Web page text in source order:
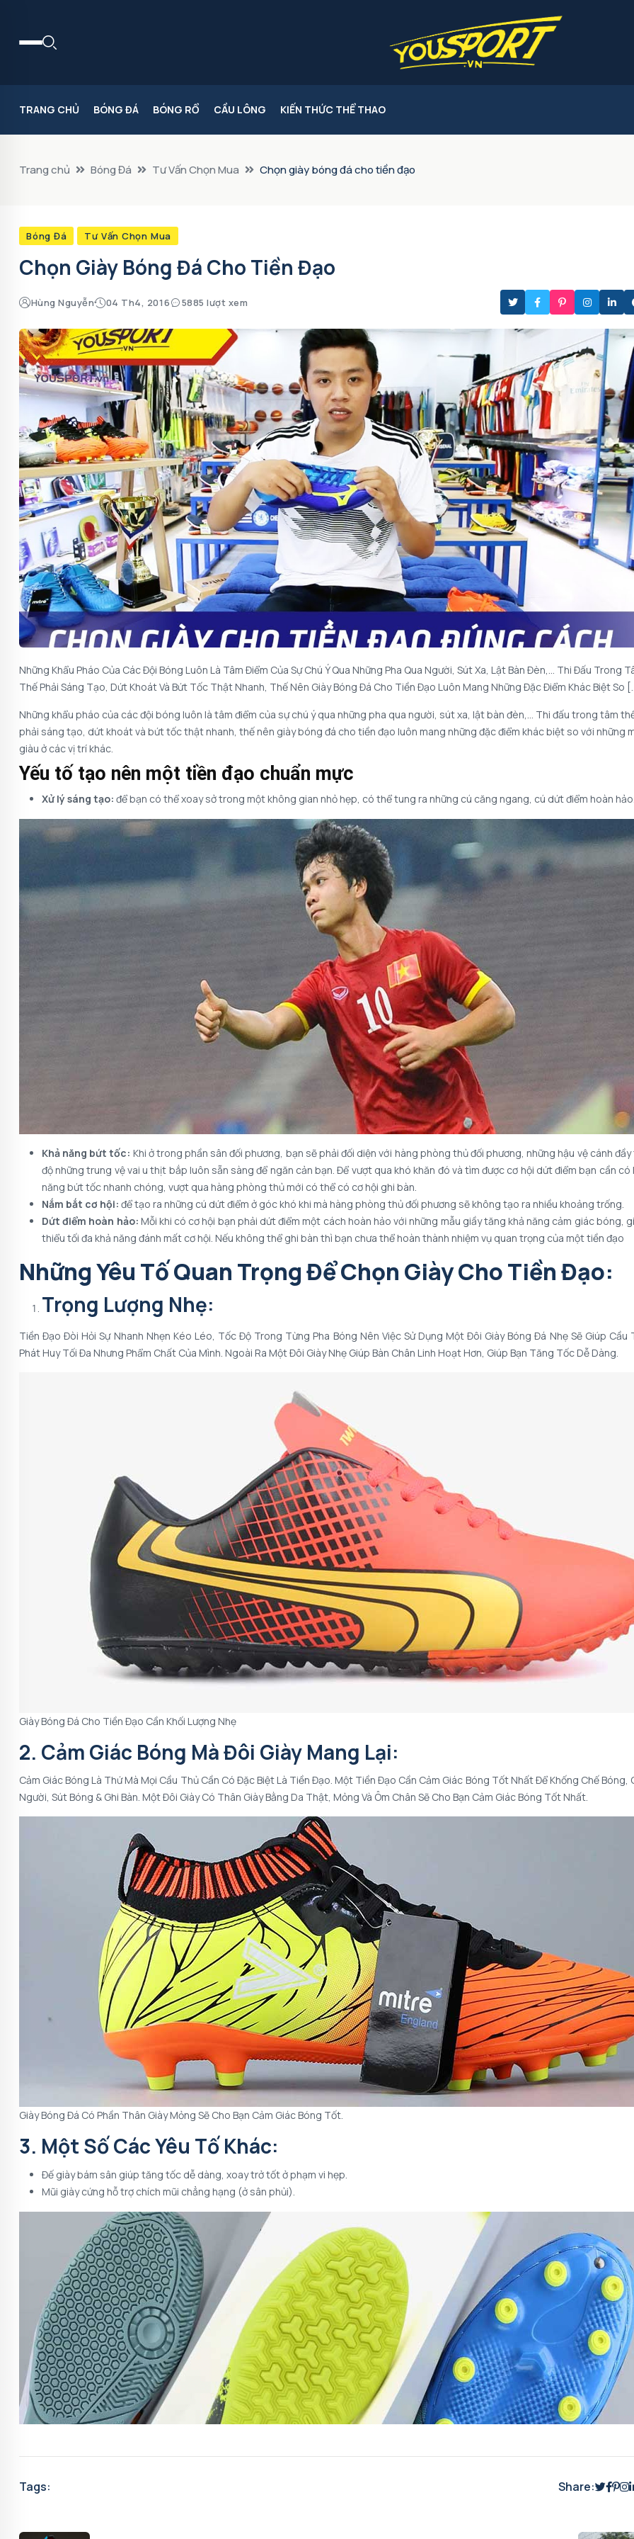
TRANG CHỦ BÓNG ĐÁ BÓNG RỔ CẦU LÔNG KIẾN THỨC THỂ THAO
Trang chủ Bóng Đá Tư Vấn Chọn Mua Chọn giày bóng đá cho tiền đạo
Bóng Đá Tư Vấn Chọn Mua
Chọn Giày Bóng Đá Cho Tiền Đạo
Hùng Nguyễn 04 Th4, 2016 5885 lượt xem
Những Khẩu Pháo Của Các Đội Bóng Luôn Là Tâm Điểm Của Sự Chú Ý Qua Những Pha Qua Người, Sút Xa, Lật Bàn Đèn,… Thi Đấu Trong
Thế Phải Sáng Tạo, Dứt Khoát Và Bứt Tốc Thật Nhanh, Thế Nên Giày Bóng Đá Cho Tiền Đạo Luôn Mang Những Đặc Điểm Khác Biệt So
Những khẩu pháo của các đội bóng luôn là tâm điểm của sự chú ý qua những pha qua người, sút xa, lật bàn đèn,… Thi đấu trong tâm
phải sáng tạo, dứt khoát và bứt tốc thật nhanh, thế nên giày bóng đá cho tiền đạo luôn mang những đặc điểm khác biệt so với những
giàu ở các vị trí khác.
Yếu tố tạo nên một tiền đạo chuẩn mực
Xử lý sáng tạo: để bạn có thể xoay sở trong một không gian nhỏ hẹp, có thể tung ra những cú căng ngang, cú dứt điểm hoàn
Khả năng bứt tốc: Khi ở trong phần sân đối phương, bạn sẽ phải đối diện với hàng phòng thủ đối phương, những hậu vệ cánh
độ những trung vệ vai u thịt bắp luôn sẵn sàng để ngăn cản bạn. Để vượt qua khó khăn đó và tìm được cơ hội dứt điểm bạn cần có
năng bứt tốc nhanh chóng, vượt qua hàng phòng thủ mới có thể có cơ hội ghi bàn.
Nắm bắt cơ hội: để tạo ra những cú dứt điểm ở góc khó khi mà hàng phòng thủ đối phương sẽ không tạo ra nhiều khoảng trống.
Dứt điểm hoàn hảo: Mỗi khi có cơ hội bạn phải dứt điểm một cách hoàn hảo với những mẫu giầy tăng khả năng cảm giác bóng,
thiểu tối đa khả năng đánh mất cơ hội. Nếu không thể ghi bàn thì bạn chưa thể hoàn thành nhiệm vụ quan trọng của một tiền đạo
Những Yêu Tố Quan Trọng Để Chọn Giày Cho Tiền Đạo:
Trọng Lượng Nhẹ:
Tiền Đạo Đòi Hỏi Sự Nhanh Nhẹn Kéo Léo, Tốc Độ Trong Từng Pha Bóng Nên Việc Sử Dụng Một Đôi Giày Bóng Đá Nhẹ Sẽ Giúp Cầu
Phát Huy Tối Đa Nhưng Phẩm Chất Của Mình. Ngoài Ra Một Đôi Giày Nhẹ Giúp Bàn Chân Linh Hoạt Hơn, Giúp Bạn Tăng Tốc Dễ Dàng.
Giày Bóng Đá Cho Tiền Đạo Cần Khối Lượng Nhẹ
2. Cảm Giác Bóng Mà Đôi Giày Mang Lại:
Cảm Giác Bóng Là Thứ Mà Mọi Cầu Thủ Cần Có Đặc Biệt Là Tiền Đạo. Một Tiền Đạo Cần Cảm Giác Bóng Tốt Nhất Để Khống Chế Bóng,
Người, Sút Bóng & Ghi Bàn. Một Đôi Giày Có Thân Giày Bằng Da Thật, Mỏng Và Ôm Chân Sẽ Cho Bạn Cảm Giác Bóng Tốt Nhất.
Giày Bóng Đá Có Phần Thân Giày Mỏng Sẽ Cho Bạn Cảm Giác Bóng Tốt.
3. Một Số Các Yêu Tố Khác:
Đế giày bám sân giúp tăng tốc dễ dàng, xoay trở tốt ở phạm vi hẹp.
Mũi giày cứng hỗ trợ chích mũi chẳng hạng (ở sân phủi).
Tags: Share: